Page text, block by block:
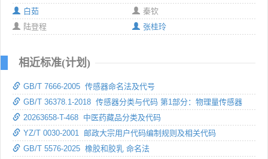
白茹
秦钦
陆登程
张桂玲
相近标准(计划)
GB/T 7666-2005 传感器命名法及代号
GB/T 36378.1-2018 传感器分类与代码 第1部分：物理量传感器
20263658-T-468 中医药藏品分类及代码
YZ/T 0030-2001 邮政大宗用户代码编制规则及相关代码
GB/T 5576-2025 橡胶和胶乳 命名法